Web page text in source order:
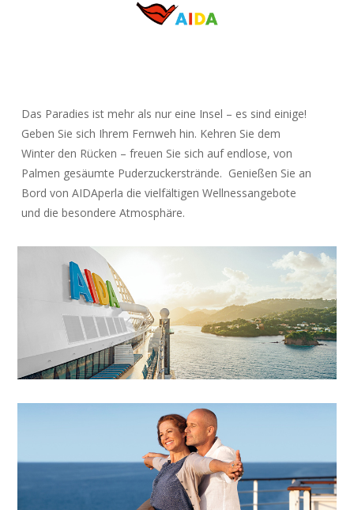
Das Paradies ist mehr als nur eine Insel – es sind einige!
Geben Sie sich Ihrem Fernweh hin. Kehren Sie dem
Winter den Rücken – freuen Sie sich auf endlose, von
Palmen gesäumte Puderzuckerstrände. Genießen Sie an
Bord von AIDAperla die vielfältigen Wellnessangebote
und die besondere Atmosphäre.